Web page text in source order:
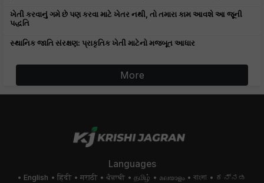
ખેતી કરવાનું ગમે છે પણ કરવા માટે ખેતર નથી, તો તમારા કામ આવશે આ જૂની
પદ્ધતિ
સ્થાનિક જાતિ સંરક્ષણ: પ્રાકૃતિક ખેતી માટેનો મજબૂત આધાર
More
Languages
English हिंदी मराठी ਪੰਜਾਬੀ தமிழ் മലയാളം বাংলা
ಕನ್ನಡ